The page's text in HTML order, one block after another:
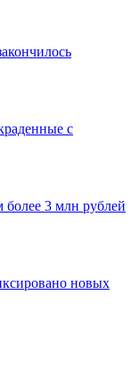
с
более 3 млн рублей
новых